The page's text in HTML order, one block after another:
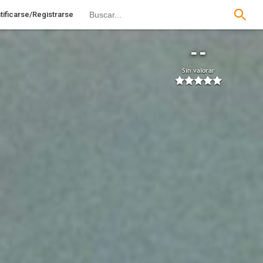
Registrarse
--
Sin valorar